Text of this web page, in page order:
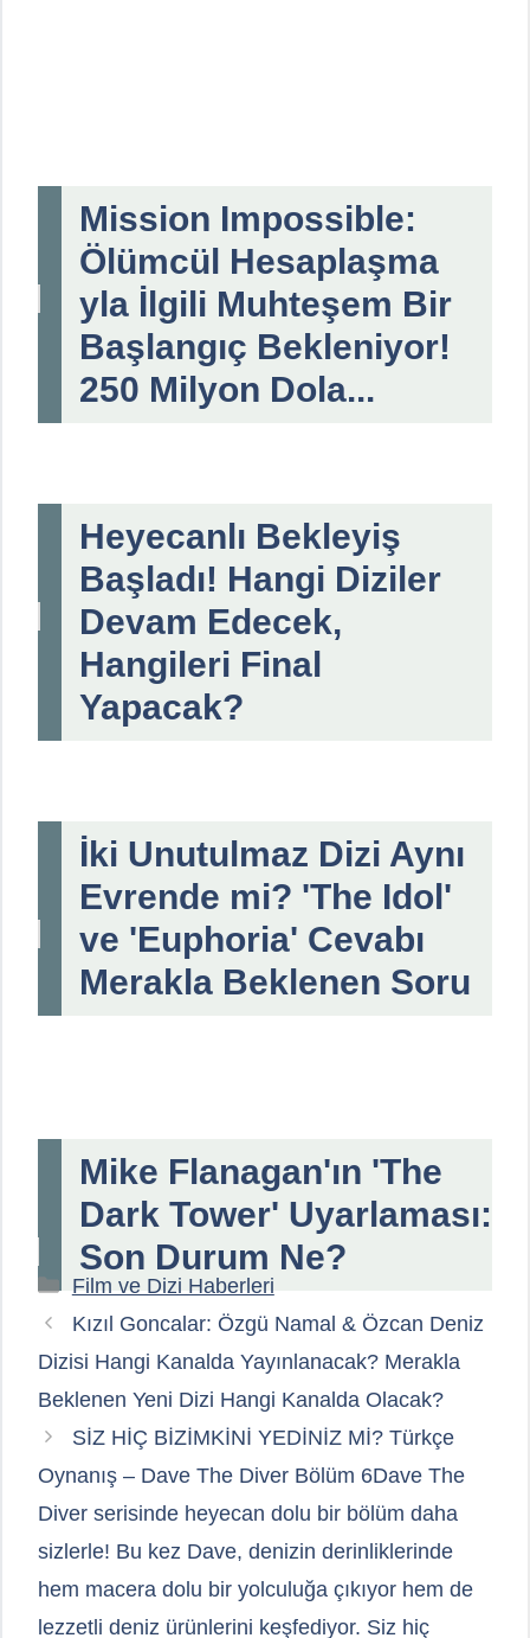
Mission Impossible:
Ölümcül Hesaplaşma
yla İlgili Muhteşem Bir
Başlangıç Bekleniyor!
250 Milyon Dola...
Heyecanlı Bekleyiş
Başladı! Hangi Diziler
Devam Edecek,
Hangileri Final
Yapacak?
İki Unutulmaz Dizi Aynı
Evrende mi? 'The Idol'
ve 'Euphoria' Cevabı
Merakla Beklenen Soru
Mike Flanagan'ın 'The
Dark Tower' Uyarlaması:
Son Durum Ne?
Kategoriler
Film ve Dizi Haberleri
Kızıl Goncalar: Özgü Namal & Özcan Deniz
Dizisi Hangi Kanalda Yayınlanacak? Merakla
Beklenen Yeni Dizi Hangi Kanalda Olacak?
SİZ HİÇ BİZİMKİNİ YEDİNİZ Mİ? Türkçe
Oynanış – Dave The Diver Bölüm 6Dave The
Diver serisinde heyecan dolu bir bölüm daha
sizlerle! Bu kez Dave, denizin derinliklerinde
hem macera dolu bir yolculuğa çıkıyor hem de
lezzetli deniz ürünlerini keşfediyor. Siz hiç